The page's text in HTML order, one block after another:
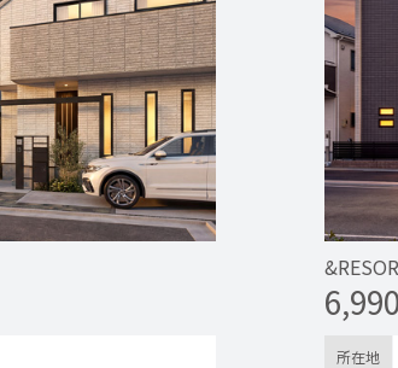
6,990
所在地